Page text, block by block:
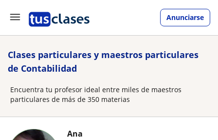
Anunciarse
Clases particulares y maestros particulares
de Contabilidad
Encuentra tu profesor ideal entre miles de maestros
particulares de más de 350 materias
Ana